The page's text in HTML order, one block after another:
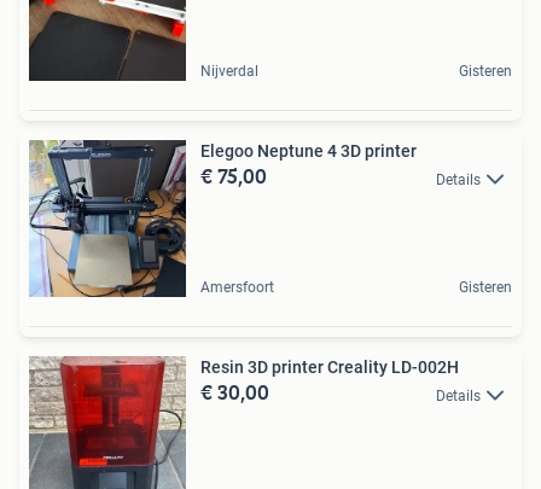
Nijverdal Gisteren
Elegoo Neptune 4 3D printer
€ 75,00 Details
Amersfoort Gisteren
Resin 3D printer Creality LD-002H
€ 30,00 Details